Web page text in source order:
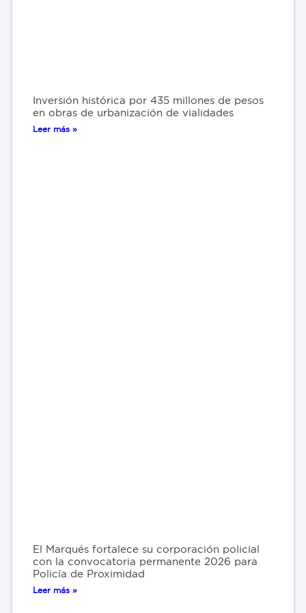
Inversión histórica por 435 millones de pesos
en obras de urbanización de vialidades
Leer más »
El Marqués fortalece su corporación policial
con la convocatoria permanente 2026 para
Policía de Proximidad
Leer más »